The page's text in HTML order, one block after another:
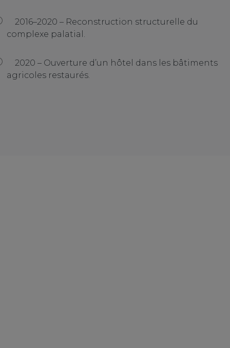
2016–2020 – Reconstruction structurelle du
complexe palatial.
2020 – Ouverture d’un hôtel dans les bâtiments
agricoles restaurés.